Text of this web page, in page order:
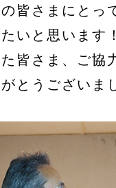
皆さまにとっ
いと思います！
皆さま、ご協
とうございま